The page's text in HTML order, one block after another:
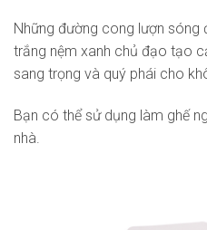
Những đường cong lượn
trắng nệm xanh chủ đạo tạo
sang trọng và quý phái cho
Bạn có thể sử dụng làm ghế
nhà.